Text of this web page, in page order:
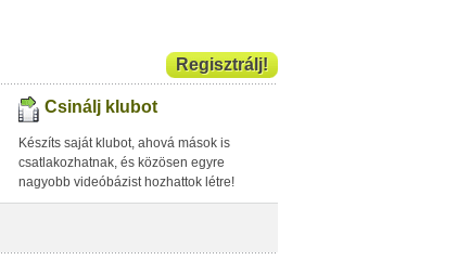
Regisztrálj!
Csinálj klubot
Készíts saját klubot, ahová mások is
csatlakozhatnak, és közösen egyre
nagyobb videóbázist hozhattok létre!